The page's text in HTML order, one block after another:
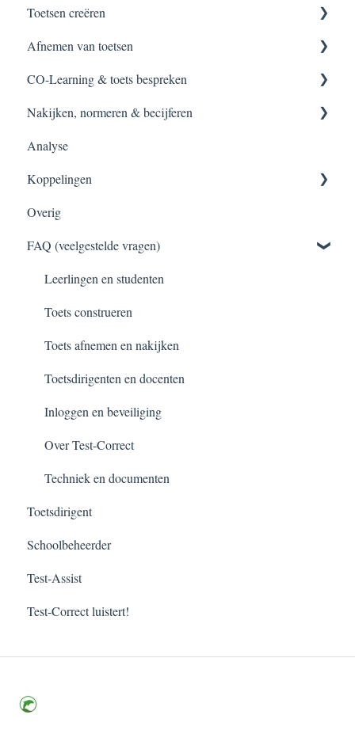
Afnemen van een toets
Applicatie installeren
Inloggen
Toets maken
Toets bespreken
Handleiding
Inloggen
Setup
Handleidingen
Accountinstellingen
Toetsen creëren
Bestaande toetsen
Zelf toetsen construeren
Vraagitems creëren
Tips & Tricks
Afnemen van toetsen
Starten van toetsen
Surveilleren
Toetsen met Test-Direct
CO-Learning & toets bespreken
Toets bespreken
Toets inzien na CO-Learning
Nakijken, normeren & becijferen
Afgenomen toetsen
Nakijken van toetsen
Normeren en becijferen
Toetsen archiveren
Analyse
Koppelingen
Klassen inladen
RTTI koppeling en export
Overig
FAQ (veelgestelde vragen)
Leerlingen en studenten
Toets construeren
Toets afnemen en nakijken
Toetsdirigenten en docenten
Inloggen en beveiliging
Over Test-Correct
Techniek en documenten
Toetsdirigent
Schoolbeheerder
Test-Assist
Test-Correct luistert!